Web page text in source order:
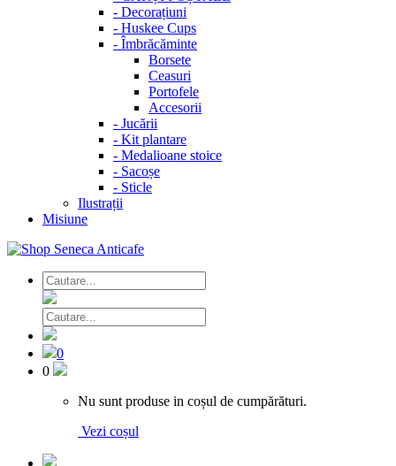
- Decorațiuni
- Huskee Cups
- Îmbrăcăminte
Borsete
Ceasuri
Portofele
Accesorii
- Jucării
- Kit plantare
- Medalioane stoice
- Sacoșe
- Sticle
Ilustrații
Misiune
0
0
Nu sunt produse in coșul de cumpărături.
Vezi coșul